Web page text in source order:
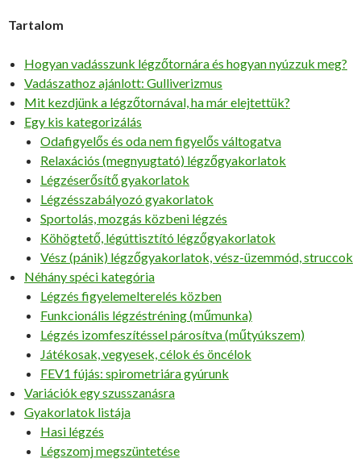
Tartalom
Hogyan vadásszunk légzőtornára és hogyan nyúzzuk meg?
Vadászathoz ajánlott: Gulliverizmus
Mit kezdjünk a légzőtornával, ha már elejtettük?
Egy kis kategorizálás
Odafigyelős és oda nem figyelős váltogatva
Relaxációs (megnyugtató) légzőgyakorlatok
Légzéserősítő gyakorlatok
Légzésszabályozó gyakorlatok
Sportolás, mozgás közbeni légzés
Köhögtető, légúttisztító légzőgyakorlatok
Vész (pánik) légzőgyakorlatok, vész-üzemmód, struccok
Néhány spéci kategória
Légzés figyelemelterelés közben
Funkcionális légzéstréning (műmunka)
Légzés izomfeszítéssel párosítva (műtyúkszem)
Játékosak, vegyesek, célok és öncélok
FEV1 fújás: spirometriára gyúrunk
Variációk egy szusszanásra
Gyakorlatok listája
Hasi légzés
Légszomj megszüntetése